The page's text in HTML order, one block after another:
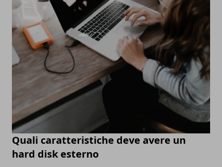
Quali caratteristiche deve avere un
hard disk esterno